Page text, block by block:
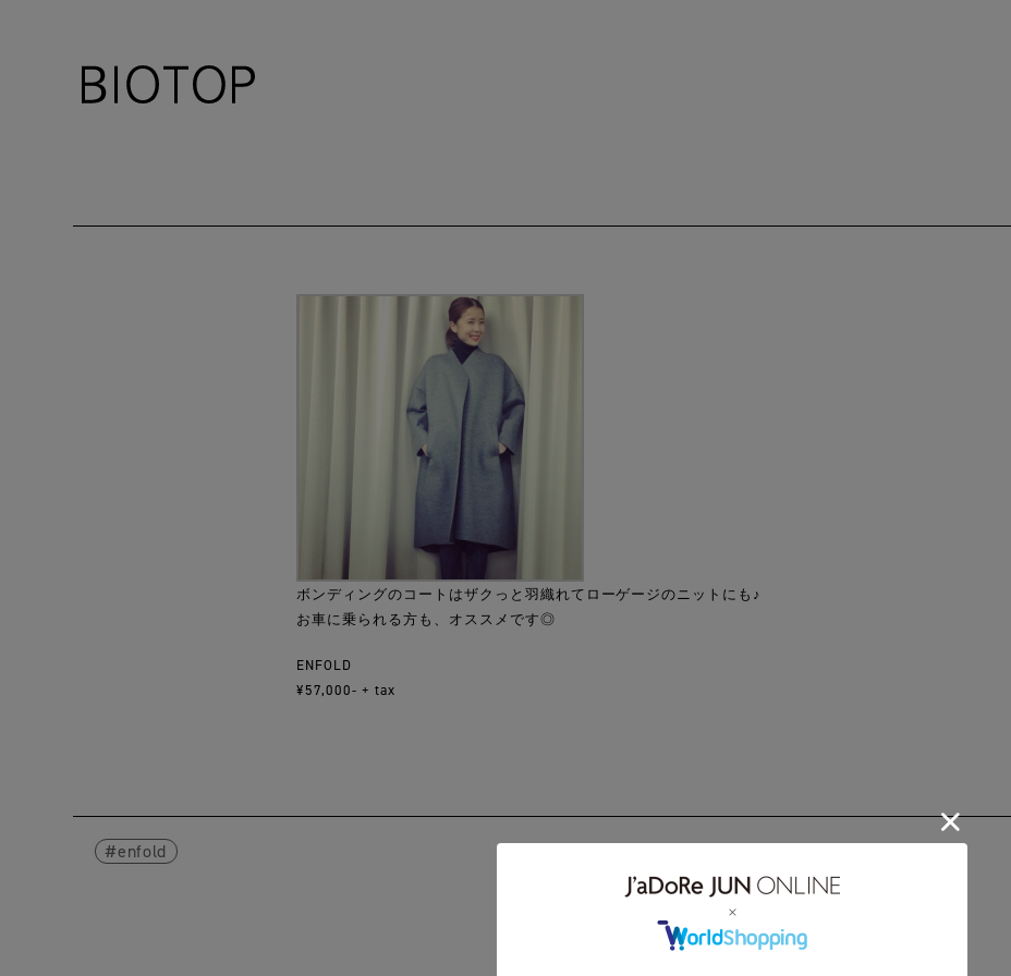
ボンディングのコートはザクっと羽織れてローゲージのニットにも♪
お車に乗られる方も、オススメです◎
ENFOLD
¥57,000- + tax
enfold